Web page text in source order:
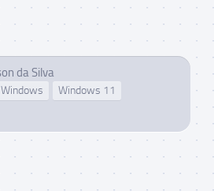
da Silva
Windows
Windows 11